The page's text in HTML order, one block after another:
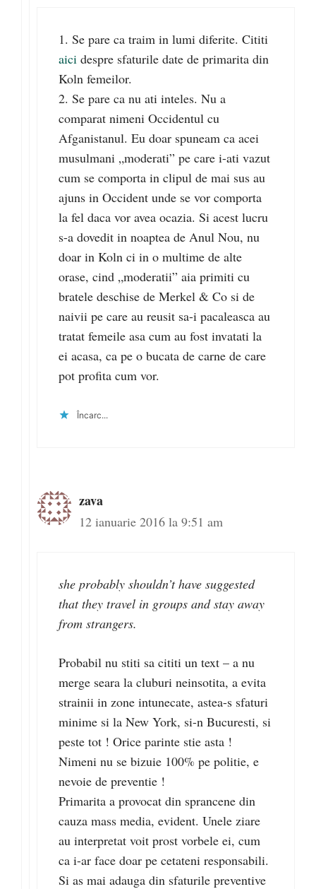
1. Se pare ca traim in lumi diferite. Cititi
aici despre sfaturile date de primarita din
Koln femeilor.
2. Se pare ca nu ati inteles. Nu a
comparat nimeni Occidentul cu
Afganistanul. Eu doar spuneam ca acei
musulmani „moderati” pe care i-ati vazut
cum se comporta in clipul de mai sus au
ajuns in Occident unde se vor comporta
la fel daca vor avea ocazia. Si acest lucru
s-a dovedit in noaptea de Anul Nou, nu
doar in Koln ci in o multime de alte
orase, cind „moderatii” aia primiti cu
bratele deschise de Merkel & Co si de
naivii pe care au reusit sa-i pacaleasca au
tratat femeile asa cum au fost invatati la
ei acasa, ca pe o bucata de carne de care
pot profita cum vor.
Încarc...
zava
12 ianuarie 2016 la 9:51 am
she probably shouldn’t have suggested
that they travel in groups and stay away
from strangers.
Probabil nu stiti sa cititi un text – a nu
merge seara la cluburi neinsotita, a evita
strainii in zone intunecate, astea-s sfaturi
minime si la New York, si-n Bucuresti, si
peste tot ! Orice parinte stie asta !
Nimeni nu se bizuie 100% pe politie, e
nevoie de preventie !
Primarita a provocat din sprancene din
cauza mass media, evident. Unele ziare
au interpretat voit prost vorbele ei, cum
ca i-ar face doar pe cetateni responsabili.
Si as mai adauga din sfaturile preventive